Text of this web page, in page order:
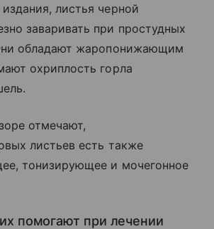
листья черной
заваривать при простудных
обладают жаропонижающим
охриплость горла
отмечают,
листьев есть также
тонизирующее и мочегонное
помогают при лечении